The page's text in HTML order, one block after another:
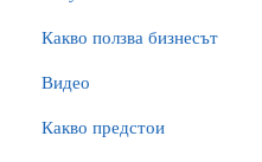
Какво ползва бизнесът
Видео
Какво предстои